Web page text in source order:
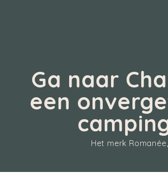
Ga naar
een
Het merk